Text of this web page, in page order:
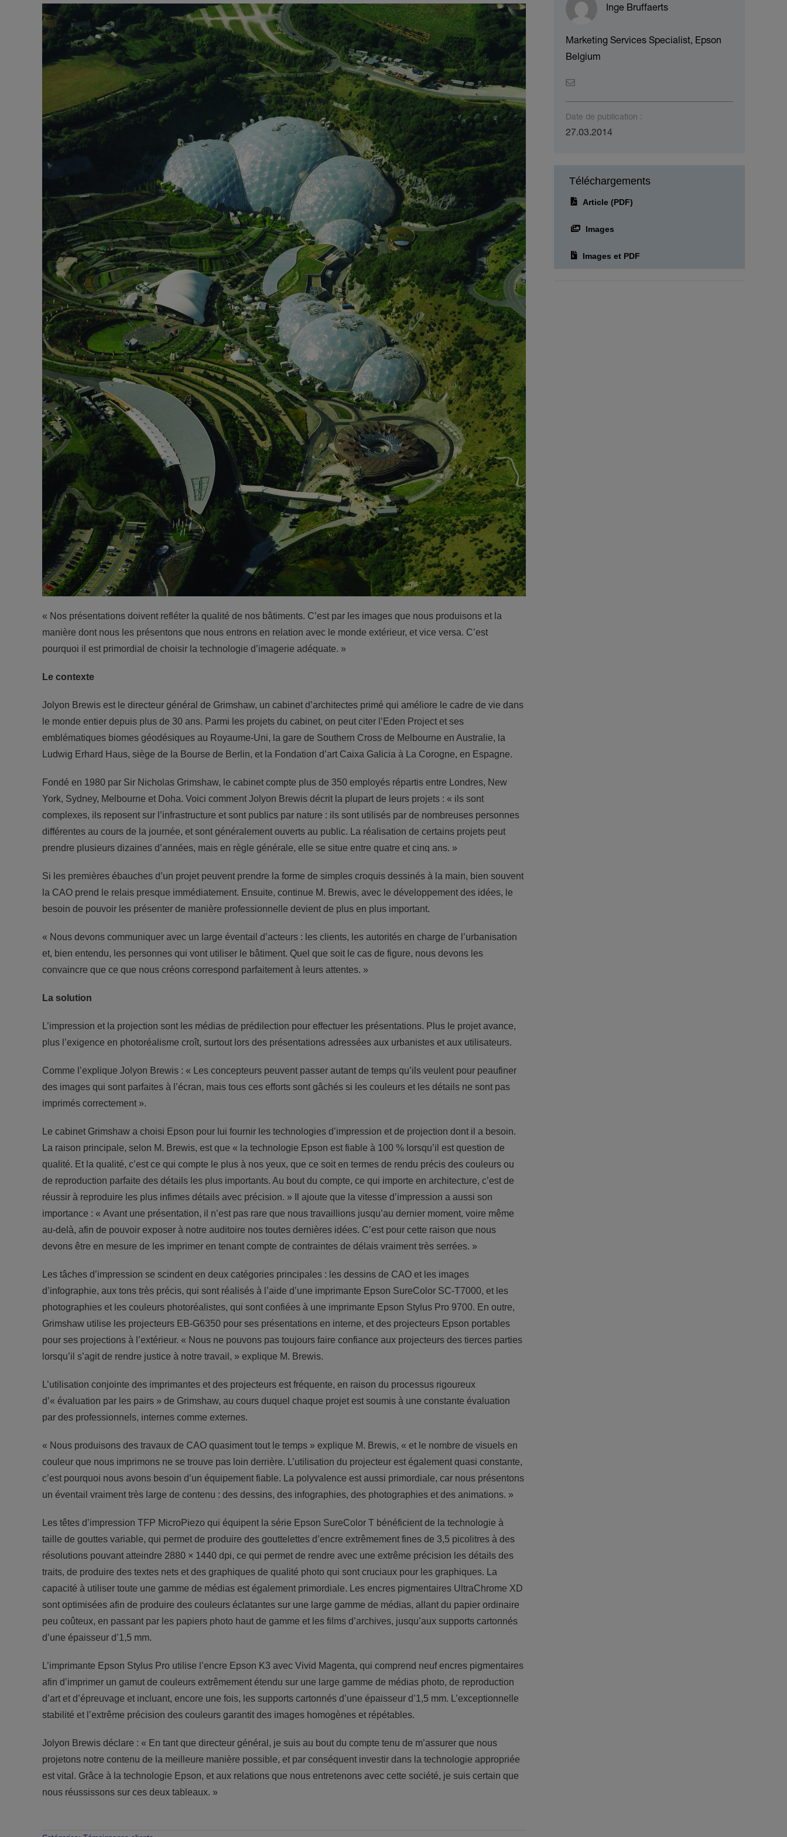
« Nos présentations doivent refléter la qualité de nos bâtiments. C’est par les images que nous produisons et la
manière dont nous les présentons que nous entrons en relation avec le monde extérieur, et vice versa. C’est
pourquoi il est primordial de choisir la technologie d’imagerie adéquate. »
Le contexte
Jolyon Brewis est le directeur général de Grimshaw, un cabinet d’architectes primé qui améliore le cadre de vie dans
le monde entier depuis plus de 30 ans. Parmi les projets du cabinet, on peut citer l’Eden Project et ses
emblématiques biomes géodésiques au Royaume-Uni, la gare de Southern Cross de Melbourne en Australie, la
Ludwig Erhard Haus, siège de la Bourse de Berlin, et la Fondation d’art Caixa Galicia à La Corogne, en Espagne.
Fondé en 1980 par Sir Nicholas Grimshaw, le cabinet compte plus de 350 employés répartis entre Londres, New
York, Sydney, Melbourne et Doha. Voici comment Jolyon Brewis décrit la plupart de leurs projets : « ils sont
complexes, ils reposent sur l’infrastructure et sont publics par nature : ils sont utilisés par de nombreuses personnes
différentes au cours de la journée, et sont généralement ouverts au public. La réalisation de certains projets peut
prendre plusieurs dizaines d’années, mais en règle générale, elle se situe entre quatre et cinq ans. »
Si les premières ébauches d’un projet peuvent prendre la forme de simples croquis dessinés à la main, bien souvent
la CAO prend le relais presque immédiatement. Ensuite, continue M. Brewis, avec le développement des idées, le
besoin de pouvoir les présenter de manière professionnelle devient de plus en plus important.
« Nous devons communiquer avec un large éventail d’acteurs : les clients, les autorités en charge de l’urbanisation
et, bien entendu, les personnes qui vont utiliser le bâtiment. Quel que soit le cas de figure, nous devons les
convaincre que ce que nous créons correspond parfaitement à leurs attentes. »
La solution
L’impression et la projection sont les médias de prédilection pour effectuer les présentations. Plus le projet avance,
plus l’exigence en photoréalisme croît, surtout lors des présentations adressées aux urbanistes et aux utilisateurs.
Comme l’explique Jolyon Brewis : « Les concepteurs peuvent passer autant de temps qu’ils veulent pour peaufiner
des images qui sont parfaites à l’écran, mais tous ces efforts sont gâchés si les couleurs et les détails ne sont pas
imprimés correctement ».
Le cabinet Grimshaw a choisi Epson pour lui fournir les technologies d’impression et de projection dont il a besoin.
La raison principale, selon M. Brewis, est que « la technologie Epson est fiable à 100 % lorsqu’il est question de
qualité. Et la qualité, c’est ce qui compte le plus à nos yeux, que ce soit en termes de rendu précis des couleurs ou
de reproduction parfaite des détails les plus importants. Au bout du compte, ce qui importe en architecture, c’est de
réussir à reproduire les plus infimes détails avec précision. » Il ajoute que la vitesse d’impression a aussi son
importance : « Avant une présentation, il n’est pas rare que nous travaillions jusqu’au dernier moment, voire même
au-delà, afin de pouvoir exposer à notre auditoire nos toutes dernières idées. C’est pour cette raison que nous
devons être en mesure de les imprimer en tenant compte de contraintes de délais vraiment très serrées. »
Les tâches d’impression se scindent en deux catégories principales : les dessins de CAO et les images
d’infographie, aux tons très précis, qui sont réalisés à l’aide d’une imprimante Epson SureColor SC-T7000, et les
photographies et les couleurs photoréalistes, qui sont confiées à une imprimante Epson Stylus Pro 9700. En outre,
Grimshaw utilise les projecteurs EB-G6350 pour ses présentations en interne, et des projecteurs Epson portables
pour ses projections à l’extérieur. « Nous ne pouvons pas toujours faire confiance aux projecteurs des tierces parties
lorsqu’il s’agit de rendre justice à notre travail, » explique M. Brewis.
L’utilisation conjointe des imprimantes et des projecteurs est fréquente, en raison du processus rigoureux
d’« évaluation par les pairs » de Grimshaw, au cours duquel chaque projet est soumis à une constante évaluation
par des professionnels, internes comme externes.
« Nous produisons des travaux de CAO quasiment tout le temps » explique M. Brewis, « et le nombre de visuels en
couleur que nous imprimons ne se trouve pas loin derrière. L’utilisation du projecteur est également quasi constante,
c’est pourquoi nous avons besoin d’un équipement fiable. La polyvalence est aussi primordiale, car nous présentons
un éventail vraiment très large de contenu : des dessins, des infographies, des photographies et des animations. »
Les têtes d’impression TFP MicroPiezo qui équipent la série Epson SureColor T bénéficient de la technologie à
taille de gouttes variable, qui permet de produire des gouttelettes d’encre extrêmement fines de 3,5 picolitres à des
résolutions pouvant atteindre 2880 × 1440 dpi, ce qui permet de rendre avec une extrême précision les détails des
traits, de produire des textes nets et des graphiques de qualité photo qui sont cruciaux pour les graphiques. La
capacité à utiliser toute une gamme de médias est également primordiale. Les encres pigmentaires UltraChrome XD
sont optimisées afin de produire des couleurs éclatantes sur une large gamme de médias, allant du papier ordinaire
peu coûteux, en passant par les papiers photo haut de gamme et les films d’archives, jusqu’aux supports cartonnés
d’une épaisseur d’1,5 mm.
L’imprimante Epson Stylus Pro utilise l’encre Epson K3 avec Vivid Magenta, qui comprend neuf encres pigmentaires
afin d’imprimer un gamut de couleurs extrêmement étendu sur une large gamme de médias photo, de reproduction
d’art et d’épreuvage et incluant, encore une fois, les supports cartonnés d’une épaisseur d’1,5 mm. L’exceptionnelle
stabilité et l’extrême précision des couleurs garantit des images homogènes et répétables.
Jolyon Brewis déclare : « En tant que directeur général, je suis au bout du compte tenu de m’assurer que nous
projetons notre contenu de la meilleure manière possible, et par conséquent investir dans la technologie appropriée
est vital. Grâce à la technologie Epson, et aux relations que nous entretenons avec cette société, je suis certain que
nous réussissons sur ces deux tableaux. »
Inge Bruffaerts
Marketing Services Specialist, Epson
Belgium
Date de publication :
27.03.2014
Téléchargements
Article (PDF)
Images
Images et PDF